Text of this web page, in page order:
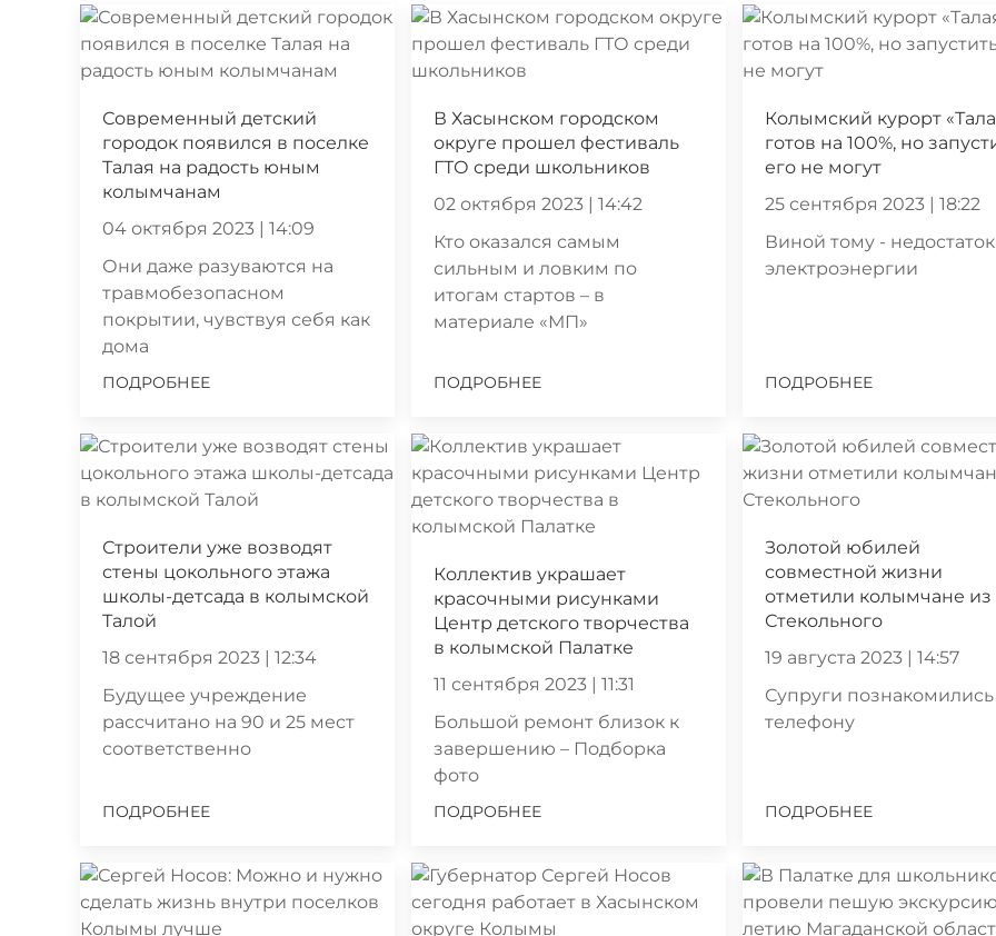
Современный детский
городок появился в поселке
Талая на радость юным
колымчанам
04 октября 2023 | 14:09
Они даже разуваются на
травмобезопасном
покрытии, чувствуя себя как
дома
ПОДРОБНЕЕ
В Хасынском городском
округе прошел фестиваль
ГТО среди школьников
02 октября 2023 | 14:42
Кто оказался самым
сильным и ловким по
итогам стартов – в
материале «МП»
ПОДРОБНЕЕ
Колымский курорт
готов на 100%, но
его не могут
25 сентября 2023 | 18:22
Виной тому - недостаток
электроэнергии
ПОДРОБНЕЕ
Строители уже возводят
стены цокольного этажа
школы-детсада в колымской
Талой
18 сентября 2023 | 12:34
Будущее учреждение
рассчитано на 90 и 25 мест
соответственно
ПОДРОБНЕЕ
Коллектив украшает
красочными рисунками
Центр детского творчества
в колымской Палатке
11 сентября 2023 | 11:31
Большой ремонт близок к
завершению – Подборка
фото
ПОДРОБНЕЕ
Золотой юбилей
совместной жизни
отметили колымчане из
Стекольного
19 августа 2023 | 14:57
Супруги
телефону
ПОДРОБНЕЕ